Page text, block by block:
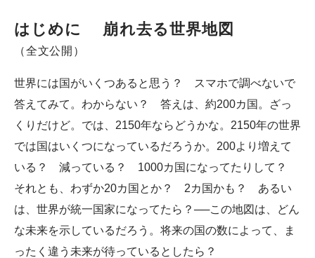
はじめに 崩れ去る世界地図
（全文公開）
世界には国がいくつあると思う？ スマホで調べないで
答えてみて。わからない？ 答えは、約200カ国。ざっ
くりだけど。では、2150年ならどうかな。2150年の世界
では国はいくつになっているだろうか。200より増えて
いる？ 減っている？ 1000カ国になってたりして？
それとも、わずか20カ国とか？ 2カ国かも？ あるい
は、世界が統一国家になってたら？──この地図は、どん
な未来を示しているだろう。将来の国の数によって、ま
ったく違う未来が待っているとしたら？